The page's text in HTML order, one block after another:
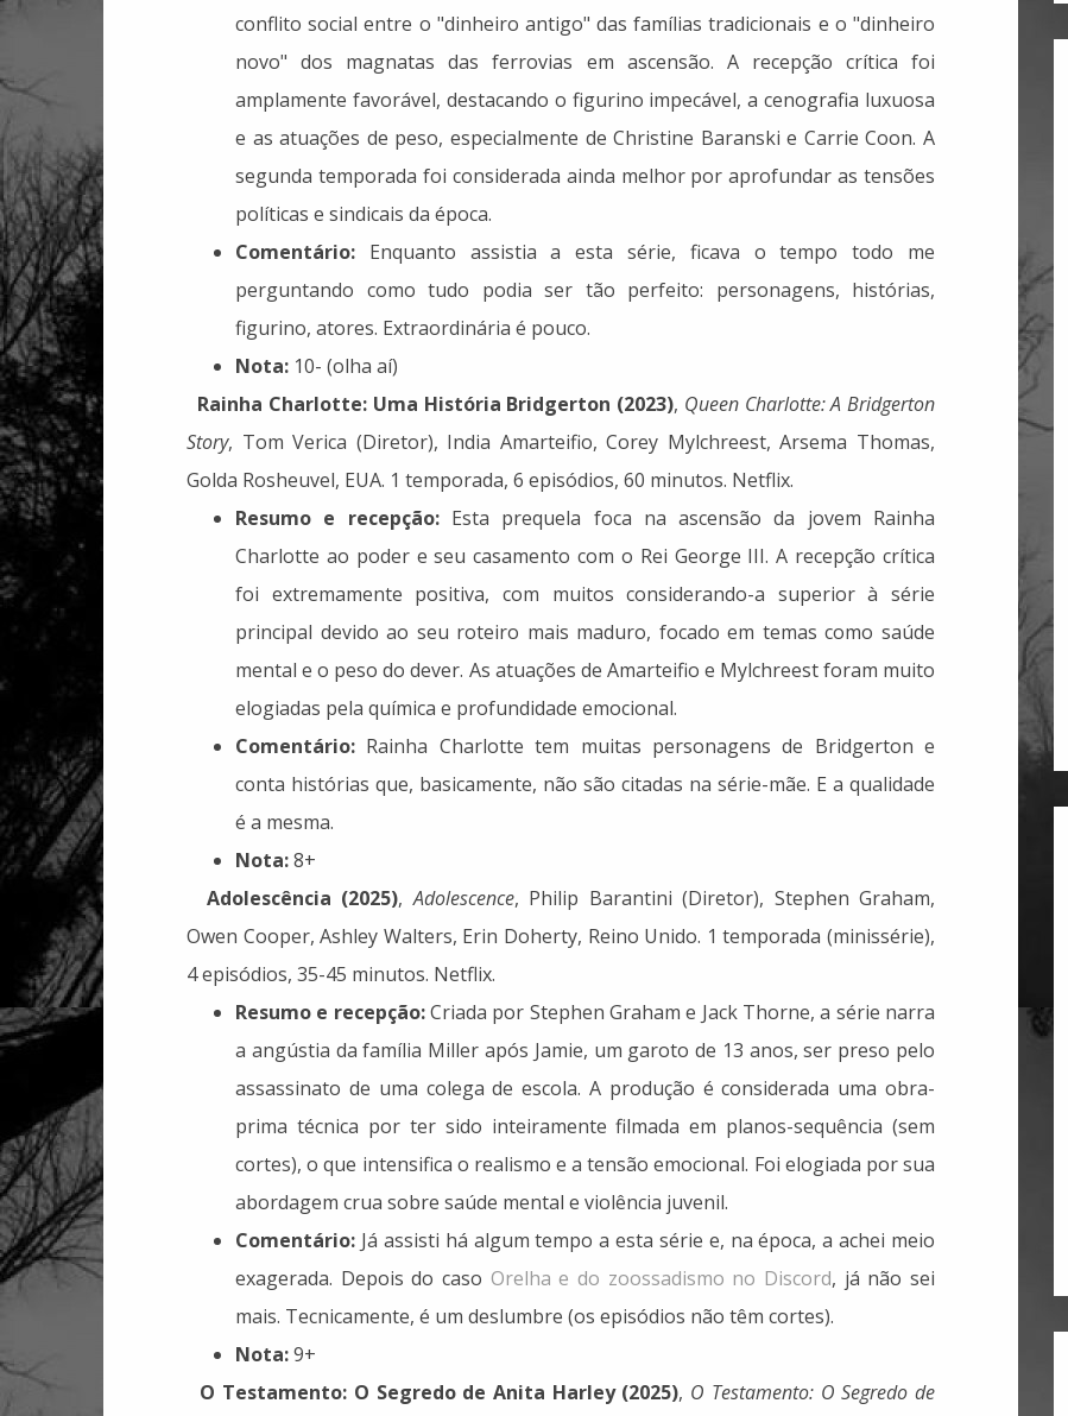
conflito social entre o "dinheiro antigo" das famílias tradicionais e o "dinheiro
novo" dos magnatas das ferrovias em ascensão. A recepção crítica foi
amplamente favorável, destacando o figurino impecável, a cenografia luxuosa
e as atuações de peso, especialmente de Christine Baranski e Carrie Coon. A
segunda temporada foi considerada ainda melhor por aprofundar as tensões
políticas e sindicais da época.
Comentário: Enquanto assistia a esta série, ficava o tempo todo me
perguntando como tudo podia ser tão perfeito: personagens, histórias,
figurino, atores. Extraordinária é pouco.
Nota: 10- (olha aí)
Rainha Charlotte: Uma História Bridgerton (2023), Queen Charlotte: A Bridgerton
Story, Tom Verica (Diretor), India Amarteifio, Corey Mylchreest, Arsema Thomas,
Golda Rosheuvel, EUA. 1 temporada, 6 episódios, 60 minutos. Netflix.
Resumo e recepção:Esta prequela foca na ascensão da jovem Rainha
Charlotte ao poder e seu casamento com o Rei George III. A recepção crítica
foi extremamente positiva, com muitos considerando-a superior à série
principal devido ao seu roteiro mais maduro, focado em temas como saúde
mental e o peso do dever. As atuações de Amarteifio e Mylchreest foram muito
elogiadas pela química e profundidade emocional.
Comentário: Rainha Charlotte tem muitas personagens de Bridgerton e
conta histórias que, basicamente, não são citadas na série-mãe. E a qualidade
é a mesma.
Nota:8+
Adolescência (2025),Adolescence, Philip Barantini (Diretor), Stephen Graham,
Owen Cooper, Ashley Walters, Erin Doherty, Reino Unido. 1 temporada (minissérie),
4 episódios, 35-45 minutos. Netflix.
Resumo e recepção:Criada por Stephen Graham e Jack Thorne, a série narra
a angústia da família Miller após Jamie, um garoto de 13 anos, ser preso pelo
assassinato de uma colega de escola. A produção é considerada uma obra-
prima técnica por ter sido inteiramente filmada em planos-sequência (sem
cortes), o que intensifica o realismo e a tensão emocional. Foi elogiada por sua
abordagem crua sobre saúde mental e violência juvenil.
Comentário: Já assisti há algum tempo a esta série e, na época, a achei meio
exagerada. Depois do caso Orelha e do zoossadismo no Discord, já não sei
mais. Tecnicamente, é um deslumbre (os episódios não têm cortes).
Nota:9+
O Testamento: O Segredo de Anita Harley (2025), O Testamento: O Segredo de